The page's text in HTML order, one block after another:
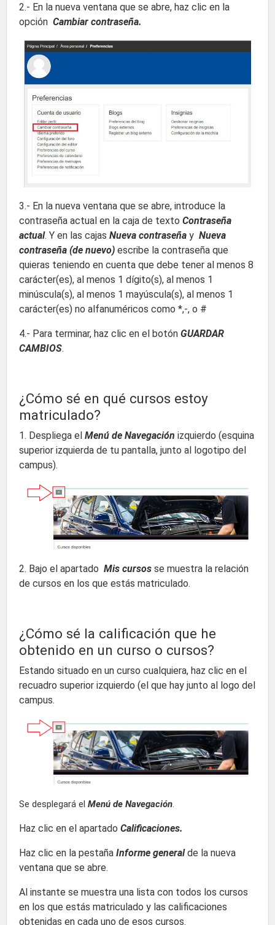
2.- En la nueva ventana que se abre, haz clic en la
opción Cambiar contraseña.
3.- En la nueva ventana que se abre, introduce la
contraseña actual en la caja de texto Contraseña
actual. Y en las cajas Nueva contraseña y Nueva
contraseña (de nuevo) escribe la contraseña que
quieras teniendo en cuenta que debe tener al menos 8
carácter(es), al menos 1 dígito(s), al menos 1
minúscula(s), al menos 1 mayúscula(s), al menos 1
carácter(es) no alfanuméricos como *,-, o #
4.- Para terminar, haz clic en el botón GUARDAR
CAMBIOS.
¿Cómo sé en qué cursos estoy
matriculado?
1. Despliega el Menú de Navegación izquierdo (esquina
superior izquierda de tu pantalla, junto al logotipo del
campus).
2. Bajo el apartado Mis cursos se muestra la relación
de cursos en los que estás matriculado.
¿Cómo sé la calificación que he
obtenido en un curso o cursos?
Estando situado en un curso cualquiera, haz clic en el
recuadro superior izquierdo (el que hay junto al logo del
campus.
Se desplegará el Menú de Navegación.
Haz clic en el apartado Calificaciones.
Haz clic en la pestaña Informe generalde la nueva
ventana que se abre.
Al instante se muestra una lista con todos los cursos
en los que estás matriculado y las calificaciones
obtenidas en cada uno de esos cursos.